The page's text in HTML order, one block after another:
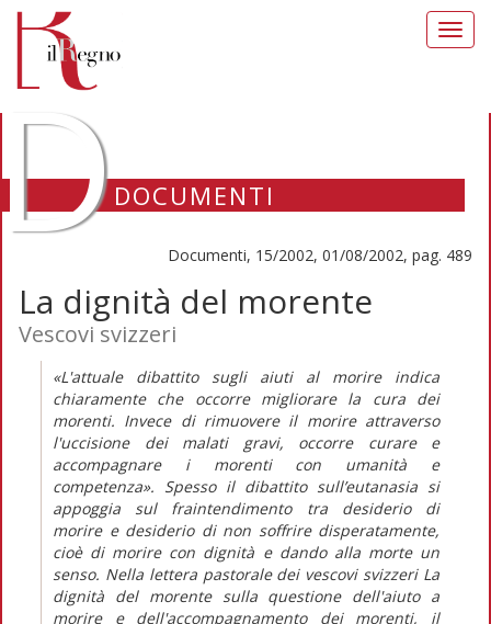
DOCUMENTI
Documenti, 15/2002, 01/08/2002, pag. 489
La dignità del morente
Vescovi svizzeri
«L'attuale dibattito sugli aiuti al morire indica
chiaramente che occorre migliorare la cura dei
morenti. Invece di rimuovere il morire attraverso
l'uccisione dei malati gravi, occorre curare e
accompagnare i morenti con umanità e
competenza». Spesso il dibattito sull’eutanasia si
appoggia sul fraintendimento tra desiderio di
morire e desiderio di non soffrire disperatamente,
cioè di morire con dignità e dando alla morte un
senso. Nella lettera pastorale dei vescovi svizzeri La
dignità del morente sulla questione dell'aiuto a
morire e dell'accompagnamento dei morenti, il